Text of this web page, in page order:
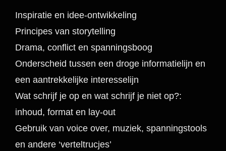
Inspiratie en idee-ontwikkeling
Principes van storytelling
Drama, conflict en spanningsboog
Onderscheid tussen een droge informatielijn en
een aantrekkelijke interesselijn
Wat schrijf je op en wat schrijf je niet op?:
inhoud, format en lay-out
Gebruik van voice over, muziek, spanningstools
en andere ‘verteltrucjes’